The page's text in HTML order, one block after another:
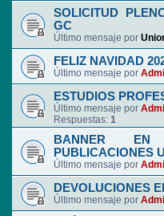
SOLICITUD
GC
Último mensaje por
FELIZ NAVIDAD
Último mensaje por
ESTUDIOS
Último mensaje por
Respuestas: 1
BANNER
PUBLICACIONES
Último mensaje por
DEVOLUCIONES
Último mensaje por